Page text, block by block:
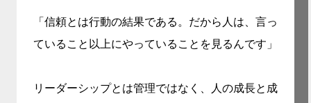
「信頼とは行動の結果である。だから人は、言っ
ていること以上にやっていることを見るんです」
リーダーシップとは管理ではなく、人の成長と成